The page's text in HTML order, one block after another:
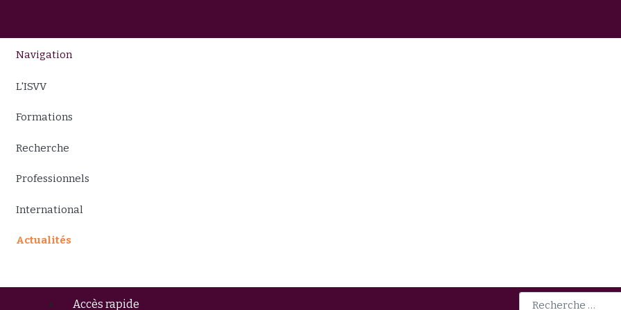
Navigation
L'ISVV
Formations
Recherche
Professionnels
International
Actualités
Accès rapide